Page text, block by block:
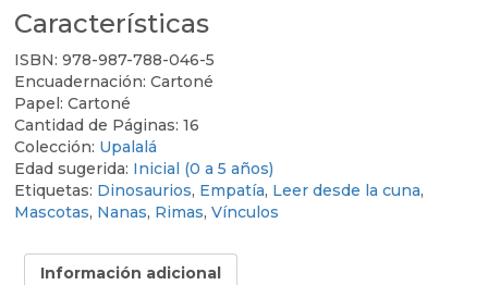
Características
ISBN: 978-987-788-046-5
Encuadernación: Cartoné
Papel: Cartoné
Cantidad de Páginas: 16
Colección: Upalalá
Edad sugerida: Inicial (0 a 5 años)
Etiquetas: Dinosaurios, Empatía, Leer desde la cuna,
Mascotas, Nanas, Rimas, Vínculos
Información adicional